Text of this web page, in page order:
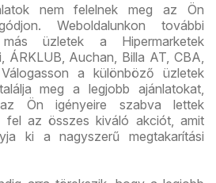
nem felelnek meg az Ön
Weboldalunkon további
üzletek a Hipermarketek
ÁRKLUB, Auchan, Billa AT, CBA,
a különböző üzletek
meg a legjobb ajánlatokat,
Ön igényeire szabva lettek
fel az összes kiváló akciót, amit
ki a nagyszerű megtakarítási